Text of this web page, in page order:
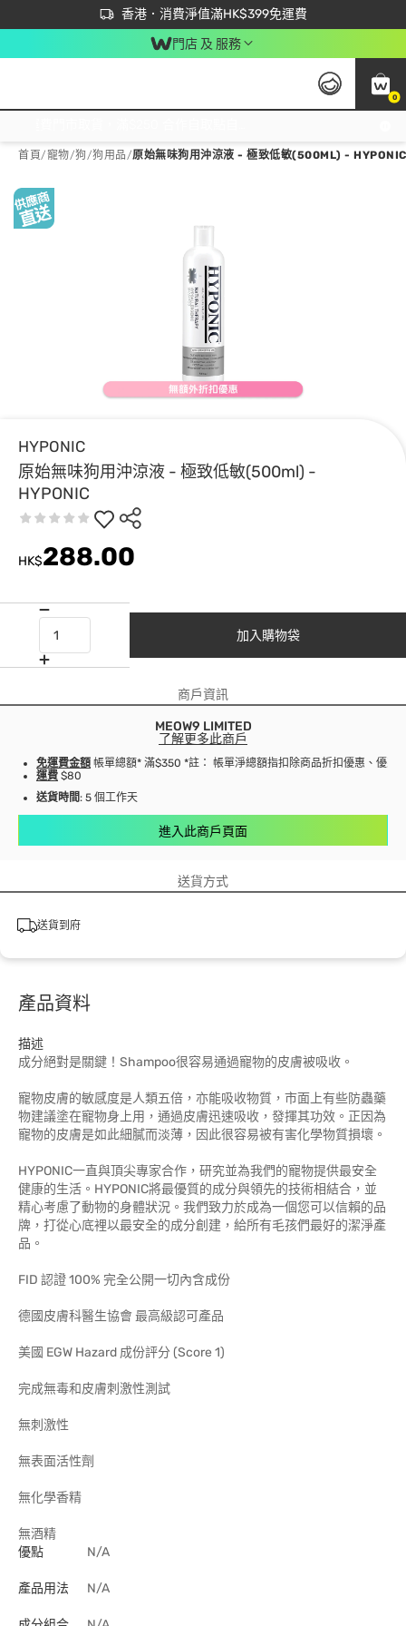
香港．消費淨值滿HK$399免運費
立即成為易賞錢會員盡享獨家優惠
首次APP下單買滿$450 輸入 NEWAPP 即減$50
門店 及 服務
0
首頁/寵物/狗/狗用品/原始無味狗用沖涼液 - 極致低敏(500ML) - HYPONIC
HYPONIC
原始無味狗用沖涼液 - 極致低敏(500ml) -
HYPONIC
HK$288.00
加入購物袋
商戶資訊
MEOW9 LIMITED
了解更多此商戶
免運費金額 帳單總額* 滿$350 *註： 帳單淨總額指扣除商品折扣優惠、優惠
運費 $80
送貨時間: 5 個工作天
進入此商戶頁面
送貨方式
送貨到府
產品資料
描述
成分絕對是關鍵！Shampoo很容易通過寵物的皮膚被吸收。
寵物皮膚的敏感度是人類五倍，亦能吸收物質，市面上有些防蟲藥
物建議塗在寵物身上用，通過皮膚迅速吸收，發揮其功效。正因為
寵物的皮膚是如此細膩而淡薄，因此很容易被有害化學物質損壞。
HYPONIC一直與頂尖專家合作，研究並為我們的寵物提供最安全
健康的生活。HYPONIC將最優質的成分與領先的技術相結合，並
精心考慮了動物的身體狀況。我們致力於成為一個您可以信賴的品
牌，打從心底裡以最安全的成分創建，給所有毛孩們最好的潔淨產
品。
FID 認證 100% 完全公開一切內含成份
德國皮膚科醫生協會 最高級認可產品
美國 EGW Hazard 成份評分 (Score 1)
完成無毒和皮膚刺激性測試
無刺激性
無表面活性劑
無化學香精
無酒精
優點
N/A
產品用法 N/A